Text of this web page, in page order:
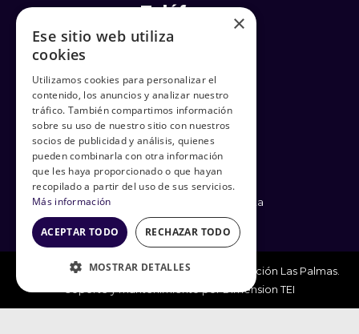
Teléfono
(+34) 928 247 410
Enlaces
Política de Privacidad
Términos y Condiciones
Política de cookies
Condiciones generales de venta
© Todos los Derechos Reservados - Club Natación Las Palmas.
Dimension TEI
×
Ese sitio web utiliza
cookies
Utilizamos cookies para personalizar el
contenido, los anuncios y analizar nuestro
tráfico. También compartimos información
sobre su uso de nuestro sitio con nuestros
socios de publicidad y análisis, quienes
pueden combinarla con otra información
que les haya proporcionado o que hayan
recopilado a partir del uso de sus servicios.
Más información
ACEPTAR TODO RECHAZAR TODO
MOSTRAR DETALLES